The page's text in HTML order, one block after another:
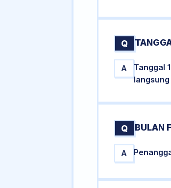
Q
A Tanggal
Q BULAN
A